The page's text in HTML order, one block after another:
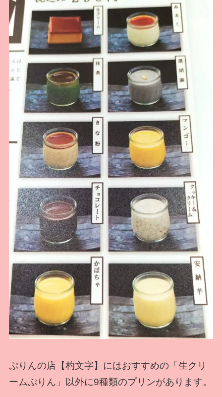
ぷりんの店【杓文字】にはおすすめの「生クリ
ームぷりん」以外に9種類のプリンがあります。